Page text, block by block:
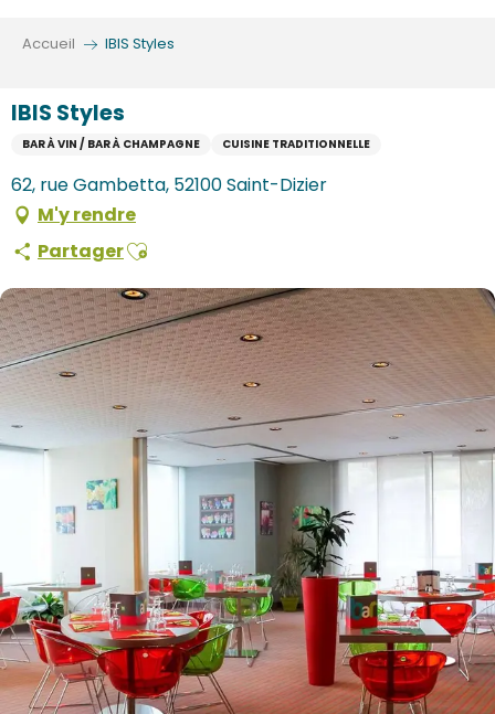
Accueil IBIS Styles
IBIS Styles
BAR À VIN / BAR À CHAMPAGNE CUISINE TRADITIONNELLE
62, rue Gambetta, 52100 Saint-Dizier
M'y rendre
PartagerAjouter aux favoris